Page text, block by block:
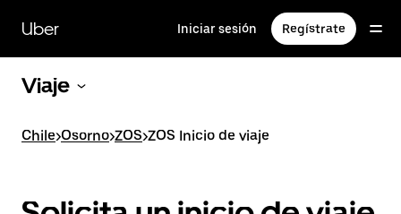
contenido
principal
Uber Iniciar sesión Regístrate
Viaje
Chile>Osorno>ZOS>ZOS Inicio de viaje